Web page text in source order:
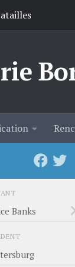
Banks